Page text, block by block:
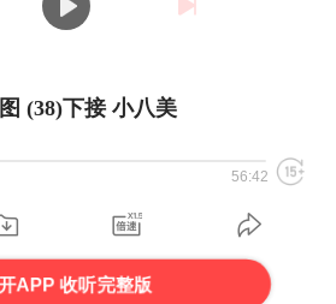
(38)下接 小八美
56:42
APP 收听完整版